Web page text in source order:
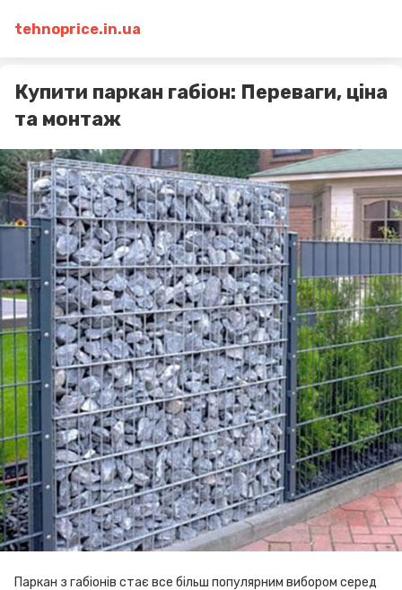
tehnoprice.in.ua
Купити паркан габіон: Переваги, ціна
та монтаж
Паркан з габіонів стає все більш популярним вибором серед